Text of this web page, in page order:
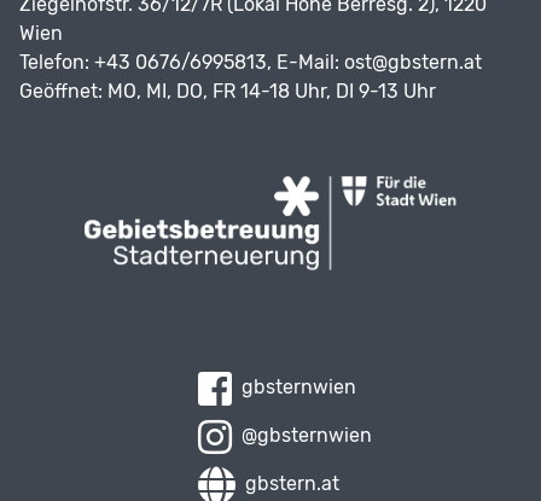
Wien
Telefon: +43 0676/6995813, E-Mail: ost@gbstern.at
Geöffnet: MO, MI, DO, FR 14-18 Uhr, DI 9-13 Uhr
gbsternwien
@gbsternwien
gbstern.at